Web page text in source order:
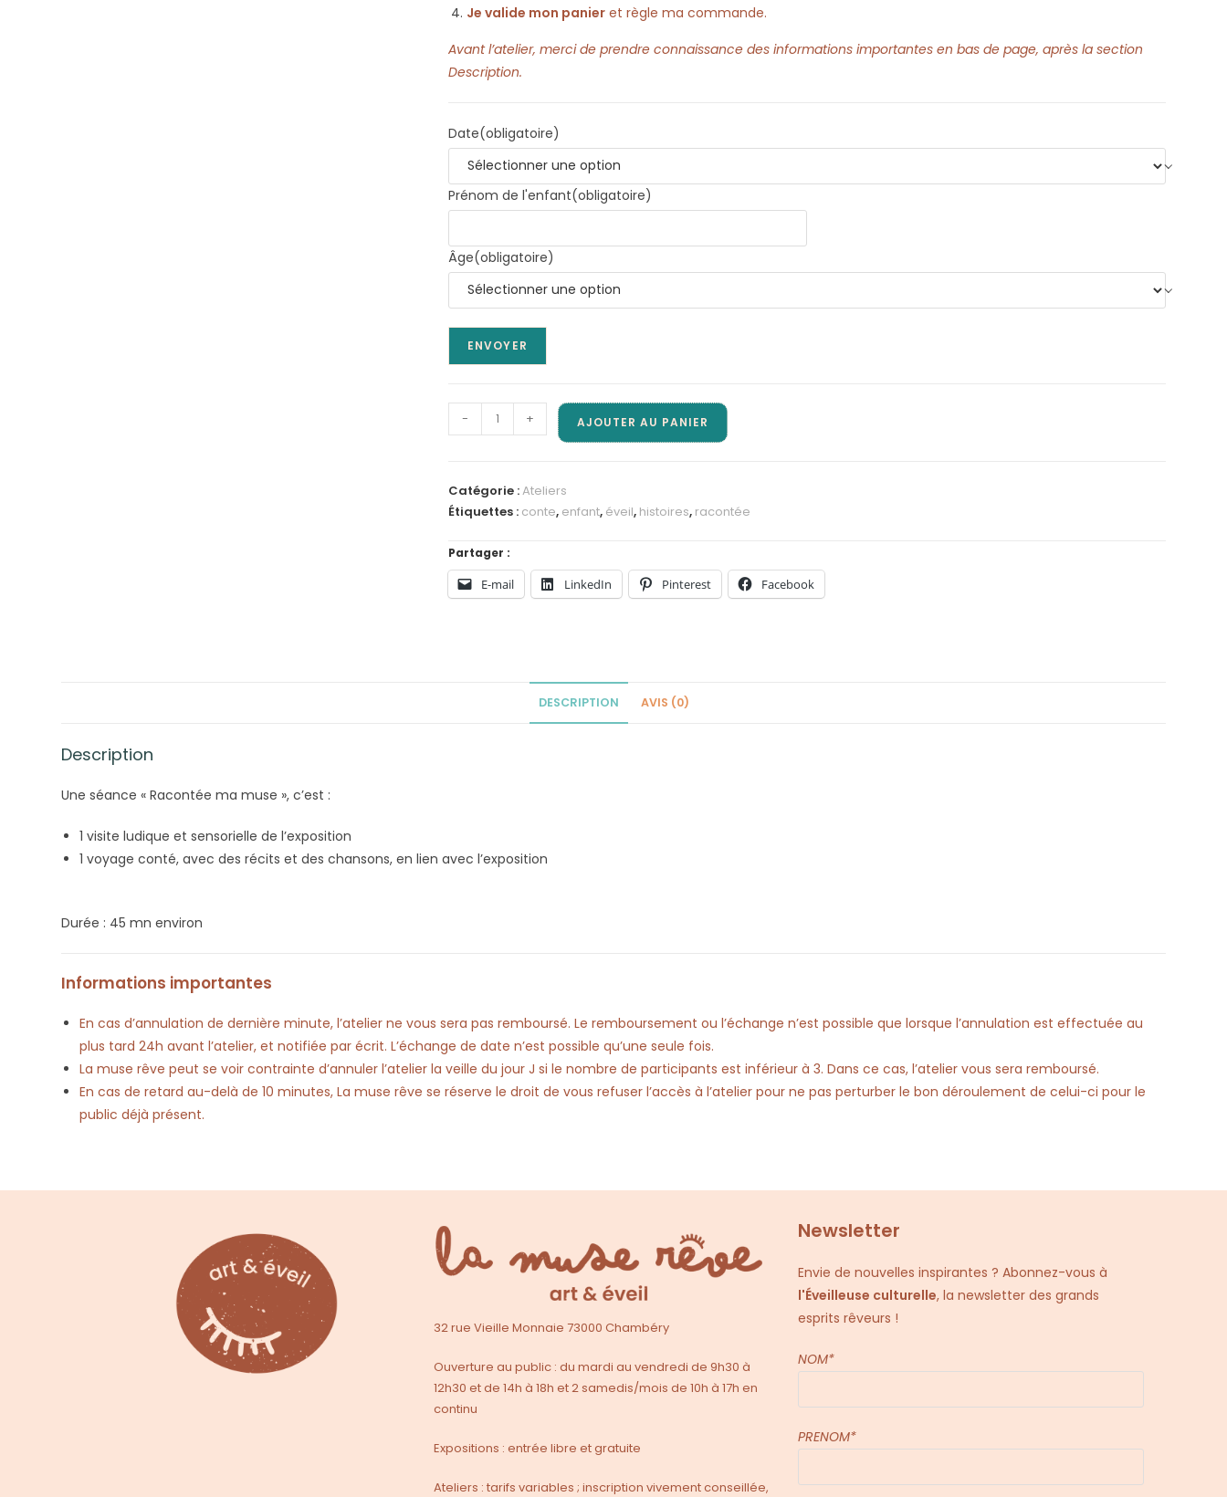
Je valide mon panieret règle ma commande.
Avant l’atelier, merci de prendre connaissance des informations importantes en bas de page, après la section
Description.
Date(obligatoire)
Prénom de l'enfant(obligatoire)
Âge(obligatoire)
ENVOYER
quantité
de
"Racontée
muse"
|
4-
- + AJOUTER AU PANIER
Catégorie :Ateliers
Étiquettes : conte, enfant, éveil, histoires, racontée
Partager :
E-mail LinkedIn Pinterest Facebook
DESCRIPTION AVIS (0)
Description
Une séance « Racontée ma muse », c’est :
1 visite ludique et sensorielle de l’exposition
1 voyage conté, avec des récits et des chansons, en lien avec l’exposition
Durée : 45 mn environ
Informations importantes
En cas d’annulation de dernière minute, l’atelier ne vous sera pas remboursé. Le remboursement ou l’échange n’est possible que lorsque l’annulation est effectuée au
plus tard 24h avant l’atelier, et notifiée par écrit. L’échange de date n’est possible qu’une seule fois.
La muse rêve peut se voir contrainte d’annuler l’atelier la veille du jour J si le nombre de participants est inférieur à 3. Dans ce cas, l’atelier vous sera remboursé.
En cas de retard au-delà de 10 minutes, La muse rêve se réserve le droit de vous refuser l’accès à l’atelier pour ne pas perturber le bon déroulement de celui-ci pour le
public déjà présent.
32 rue Vieille Monnaie 73000 Chambéry
Ouverture au public : du mardi au vendredi de 9h30 à
12h30 et de 14h à 18h et 2 samedis/mois de 10h à 17h en
continu
Expositions : entrée libre et gratuite
Ateliers : tarifs variables ; inscription vivement conseillée,
Newsletter
Envie de nouvelles inspirantes ? Abonnez-vous à
l'Éveilleuse culturelle, la newsletter des grands
esprits rêveurs !
NOM*
PRENOM*